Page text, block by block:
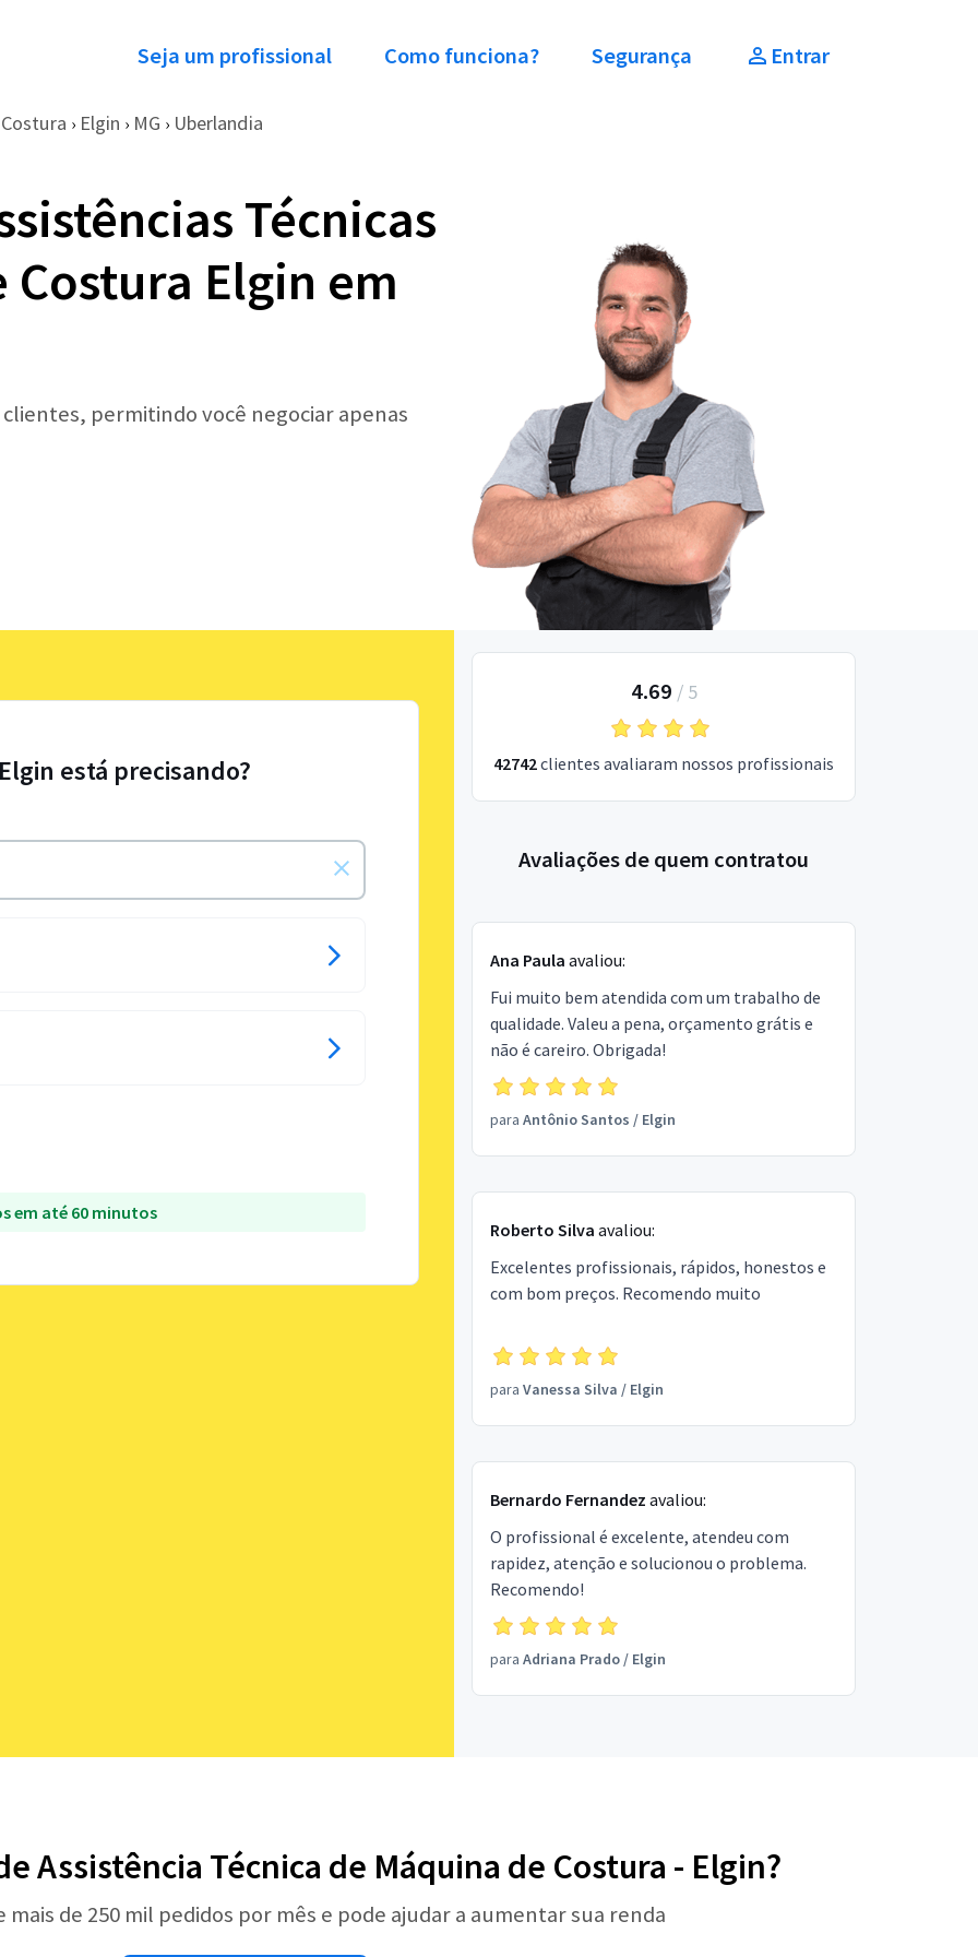
Seja um profissional Como funciona? Segurança Entrar
› Elgin › MG › Uberlandia
Técnicas
Elgin em
permitindo você negociar apenas
está precisando?
em até 60 minutos
4.69 / 5
42742clientes avaliaram nossos profissionais
Avaliações de quem contratou
Ana Paula avaliou:
Fui muito bem atendida com um trabalho de
qualidade. Valeu a pena, orçamento grátis e
não é careiro. Obrigada!
para Antônio Santos / Elgin
Roberto Silva avaliou:
Excelentes profissionais, rápidos, honestos e
com bom preços. Recomendo muito
para Vanessa Silva / Elgin
Bernardo Fernandez avaliou:
O profissional é excelente, atendeu com
rapidez, atenção e solucionou o problema.
Recomendo!
para Adriana Prado/ Elgin
Assistência Técnica de Máquina de Costura - Elgin?
mais de 250 mil pedidos por mês e pode ajudar a aumentar sua renda